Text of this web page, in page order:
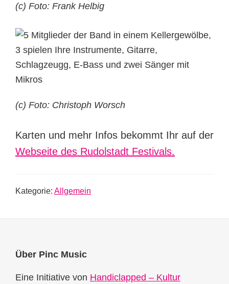
(c) Foto: Frank Helbig
(c) Foto: Christoph Worsch
Karten und mehr Infos bekommt Ihr auf der
Webseite des Rudolstadt Festivals.
Kategorie: Allgemein
Footer
Über Pinc Music
Eine Initiative von Handiclapped – Kultur